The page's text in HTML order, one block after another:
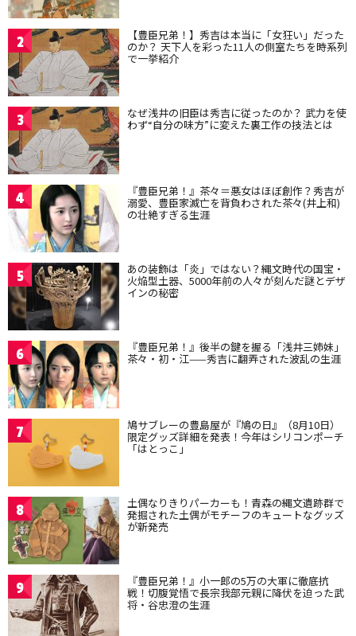
2 【豊臣兄弟！】秀吉は本当に「女狂い」だった
のか？ 天下人を彩った11人の側室たちを時系列
で一挙紹介
3 なぜ浅井の旧臣は秀吉に従ったのか？ 武力を使
わず“自分の味方”に変えた裏工作の技法とは
4 『豊臣兄弟！』茶々＝悪女はほぼ創作？秀吉が
溺愛、豊臣家滅亡を背負わされた茶々(井上和)
の壮絶すぎる生涯
5 あの装飾は「炎」ではない？縄文時代の国宝・
火焔型土器、5000年前の人々が刻んだ謎とデザ
インの秘密
6 『豊臣兄弟！』後半の鍵を握る「浅井三姉妹」
茶々・初・江——秀吉に翻弄された波乱の生涯
7 鳩サブレーの豊島屋が『鳩の日』（8月10日）
限定グッズ詳細を発表！今年はシリコンポーチ
「はとっこ」
8 土偶なりきりパーカーも！青森の縄文遺跡群で
発掘された土偶がモチーフのキュートなグッズ
が新発売
9 『豊臣兄弟！』小一郎の5万の大軍に徹底抗
戦！切腹覚悟で長宗我部元親に降伏を迫った武
将・谷忠澄の生涯